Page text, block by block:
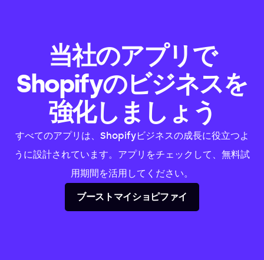
当社のアプリで
Shopifyのビジネスを
強化しましょう
すべてのアプリは、Shopifyビジネスの成長に役立つよ
うに設計されています。アプリをチェックして、無料試
用期間を活用してください。
ブーストマイショピファイ